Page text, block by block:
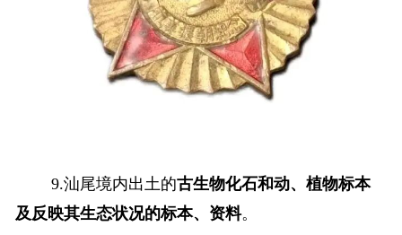
9.汕尾境内出土的古生物化石和动、植物标本
及反映其生态状况的标本、资料。